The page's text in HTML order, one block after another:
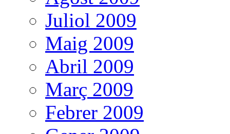
Juliol 2009
Maig 2009
Abril 2009
Març 2009
Febrer 2009